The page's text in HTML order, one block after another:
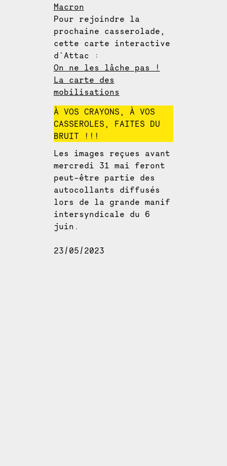
Macron
Pour rejoindre la
prochaine casserolade,
cette carte interactive
d'Attac :
On ne les lâche pas !
La carte des
mobilisations
À VOS CRAYONS, À VOS
CASSEROLES, FAITES DU
BRUIT !!!
Les images reçues avant
mercredi 31 mai feront
peut-être partie des
autocollants diffusés
lors de la grande manif
intersyndicale du 6
juin.
23/05/2023